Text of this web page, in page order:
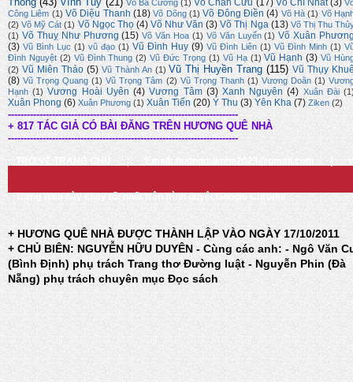
Võ Bá Cường (1) Võ Chân Cửu (17) Võ Chí Nhất (3)
Công Liêm (1) Võ Diệu Thanh (18) Võ Dõng (1) Võ Đông Điền (4) Võ Hà (1) Võ
(2) Võ Mỹ Cát (1) Võ Ngọc Thọ (4) Võ Như Văn (3) Võ Thị Nga (13) Võ Thị Thu
(1) Võ Thuỵ Như Phương (15) Võ Văn Hoa (1) Võ Văn Luyến (1) Võ Xuân
(3) Vũ Bình Lục (1) vũ đạo (1) Vũ Đình Huy (9) Vũ Đình Liên (1) Vũ Đình Minh (1)
Đình Nguyệt (2) Vũ Đình Thung (2) Vũ Đức Trọng (1) Vũ Hạ (1) Vũ Hạnh (3) Vũ
(2) Vũ Miên Thảo (5) Vũ Thành An (1) Vũ Thị Huyền Trang (115) Vũ Thụy
(8) Vũ Trọng Quang (1) Vũ Trọng Tâm (2) Vũ Trọng Thanh (1) Vương Doãn (1)
Hạnh (1) Vương Hoài Uyên (4) Vương Tâm (3) Xanh Nguyên (4) Xuân Đài
Xuân Phong (6) Xuân Phương (1) Xuân Tiến (20) Ý Thu (3) Yên Kha (7) Ziken (2)
-------------------------------------------------------------------------
+ 817 TÁC GIẢ CÓ BÀI ĐĂNG TRÊN HƯƠNG QUÊ NHÀ
-------------------------------------------------------------------------
TRỞ VỀ TRANG CHỦ Email: huongquenha2023@gmail.com
Trang Web này chạy tốt nhất trên trình duyệt Google Chrome
+ HƯƠNG QUÊ NHÀ ĐƯỢC THÀNH LẬP VÀO NGÀY 17/10/2011
+ CHỦ BIÊN: NGUYỄN HỮU DUYÊN - Cùng các anh: - Ngô Văn
(Bình Định) phụ trách Trang thơ Đường luật - Nguyễn Phin (Đà
Nẵng) phụ trách chuyên mục Đọc sách